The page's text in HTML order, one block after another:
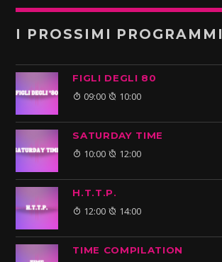
I PROSSIMI PROGRAMMI
FIGLI DEGLI 80
09:00 10:00
SATURDAY TIME
10:00 12:00
H.T.T.P.
12:00 14:00
TIME COMPILATION